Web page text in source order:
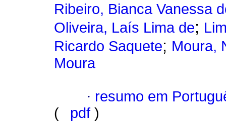
Ribeiro, Bianca Vanessa
Oliveira, Laís Lima de;
Ricardo Saquete; Moura,
Moura
· resumo em
(
pdf )